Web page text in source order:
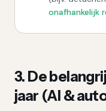
onafhankelijk
3. De
jaar (AI &